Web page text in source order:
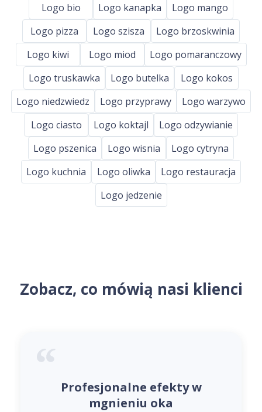
Logo bio
Logo kanapka
Logo mango
Logo pizza
Logo szisza
Logo brzoskwinia
Logo kiwi
Logo miod
Logo pomaranczowy
Logo truskawka
Logo butelka
Logo kokos
Logo niedzwiedz
Logo przyprawy
Logo warzywo
Logo ciasto
Logo koktajl
Logo odzywianie
Logo pszenica
Logo wisnia
Logo cytryna
Logo kuchnia
Logo oliwka
Logo restauracja
Logo jedzenie
Zobacz, co mówią nasi klienci
Profesjonalne efekty w
mgnieniu oka